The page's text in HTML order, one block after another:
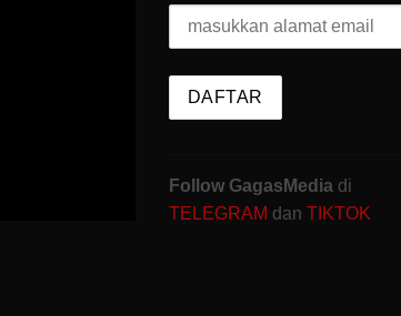
Follow GagasMedia di
TELEGRAM dan TIKTOK